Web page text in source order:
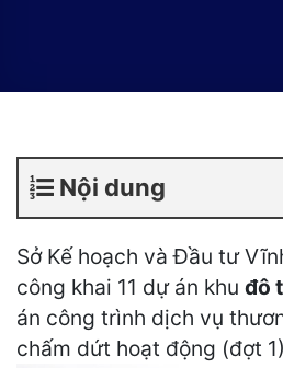
Nội dung
Sở Kế hoạch và Đầu tư
công khai 11 dự án khu đô
án công trình dịch vụ
chấm dứt hoạt động (đợt